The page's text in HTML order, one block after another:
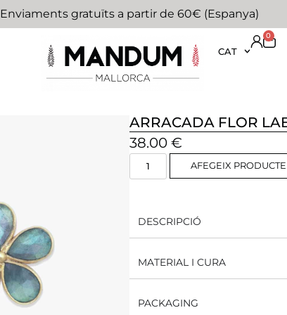
Enviaments gratuïts a partir de 60€ (Espanya)
CAT
0
ARRACADA FLOR
38.00 €
AFEGEIX PRODUCTE
DESCRIPCIÓ
MATERIAL I CURA
PACKAGING